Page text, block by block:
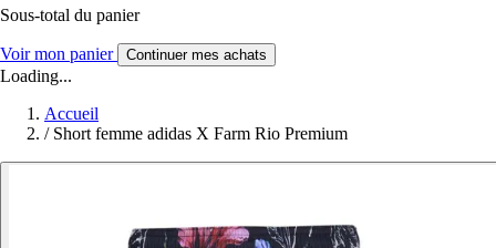
Sous-total du panier
Voir mon panier Continuer mes achats
Loading...
Accueil
/ Short femme adidas X Farm Rio Premium